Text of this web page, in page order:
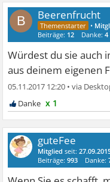
B Beerenfrucht
•
Beiträge: 12 Danke:4
Würdest du sie auch
aus deinem eigenen
05.11.2017 12:20 •
x 1
guteFee
Mitglied seit:
Beiträge:993 Danke: